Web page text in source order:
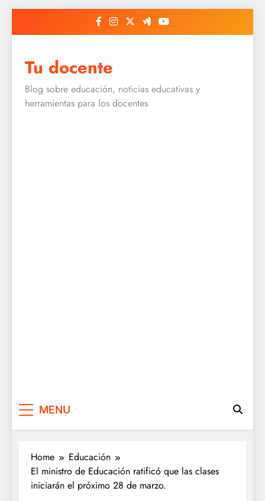
Tu docente
Blog sobre educación, noticias educativas y
herramientas para los docentes
MENU
Home
Educación
El ministro de Educación ratificó que las clases
iniciarán el próximo 28 de marzo.